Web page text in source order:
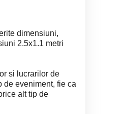
dimensiuni,
2.5x1.1 metri
si lucrarilor de
de eveniment, fie ca
alt tip de